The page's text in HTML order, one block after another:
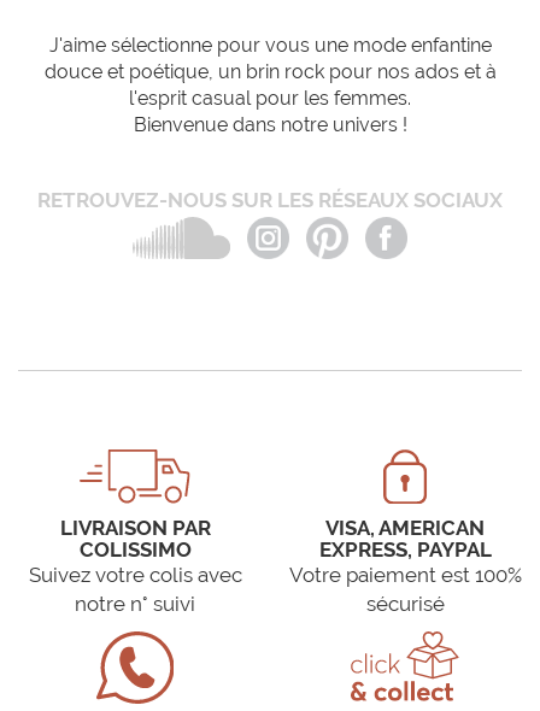
J'aime sélectionne pour vous une mode enfantine
douce et poétique, un brin rock pour nos ados et à
l'esprit casual pour les femmes.
Bienvenue dans notre univers !
RETROUVEZ-NOUS SUR LES RÉSEAUX SOCIAUX
LIVRAISON PAR
COLISSIMO
Suivez votre colis avec
notre n° suivi
VISA, AMERICAN
EXPRESS, PAYPAL
Votre paiement est 100%
sécurisé